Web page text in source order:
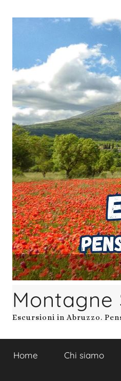
Montagne
Escursioni in Abruzzo.
Home Chi siamo